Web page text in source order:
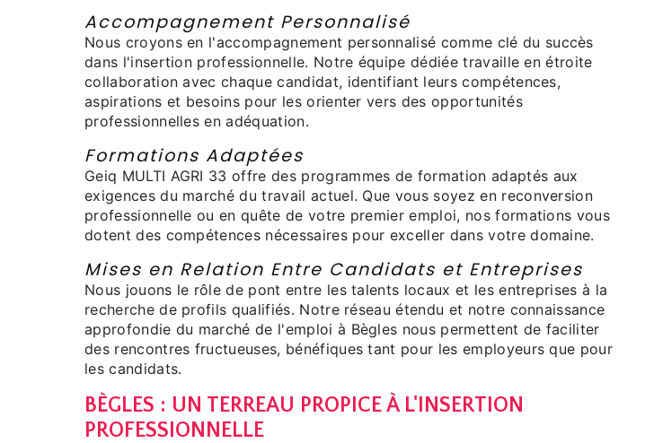
Accompagnement Personnalisé
Nous croyons en l'accompagnement personnalisé comme clé du succès
dans l'insertion professionnelle. Notre équipe dédiée travaille en étroite
collaboration avec chaque candidat, identifiant leurs compétences,
aspirations et besoins pour les orienter vers des opportunités
professionnelles en adéquation.
Formations Adaptées
Geiq MULTI AGRI 33 offre des programmes de formation adaptés aux
exigences du marché du travail actuel. Que vous soyez en reconversion
professionnelle ou en quête de votre premier emploi, nos formations vous
dotent des compétences nécessaires pour exceller dans votre domaine.
Mises en Relation Entre Candidats et Entreprises
Nous jouons le rôle de pont entre les talents locaux et les entreprises à la
recherche de profils qualifiés. Notre réseau étendu et notre connaissance
approfondie du marché de l'emploi à Bègles nous permettent de faciliter
des rencontres fructueuses, bénéfiques tant pour les employeurs que pour
les candidats.
BÈGLES : UN TERREAU PROPICE À L'INSERTION
PROFESSIONNELLE